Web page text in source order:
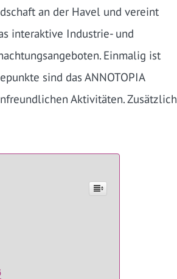
an der Havel und vereint
interaktive Industrie- und
Einmalig ist
sind das ANNOTOPIA
Aktivitäten. Zusätzlich